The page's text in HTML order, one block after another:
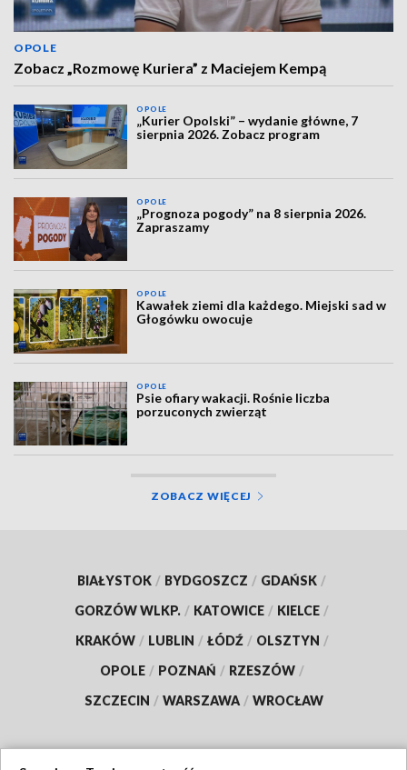
OPOLE
Zobacz „Rozmowę Kuriera” z Maciejem Kempą
OPOLE
„Kurier Opolski” – wydanie główne, 7
sierpnia 2026. Zobacz program
OPOLE
„Prognoza pogody” na 8 sierpnia 2026.
Zapraszamy
OPOLE
Kawałek ziemi dla każdego. Miejski sad w
Głogówku owocuje
OPOLE
Psie ofiary wakacji. Rośnie liczba
porzuconych zwierząt
ZOBACZ WIĘCEJ
BIAŁYSTOK / BYDGOSZCZ / GDAŃSK /
GORZÓW WLKP. / KATOWICE / KIELCE /
KRAKÓW / LUBLIN / ŁÓDŹ / OLSZTYN /
OPOLE / POZNAŃ / RZESZÓW /
SZCZECIN / WARSZAWA / WROCŁAW